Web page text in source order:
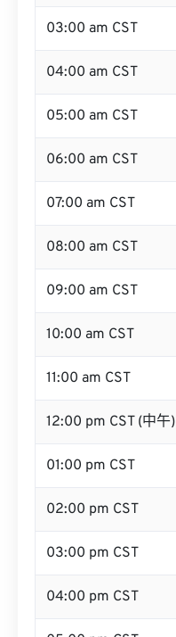
03:00 am CST
04:00 am CST
05:00 am CST
06:00 am CST
07:00 am CST
08:00 am CST
09:00 am CST
10:00 am CST
11:00 am CST
12:00 pm CST (中午)
01:00 pm CST
02:00 pm CST
03:00 pm CST
04:00 pm CST